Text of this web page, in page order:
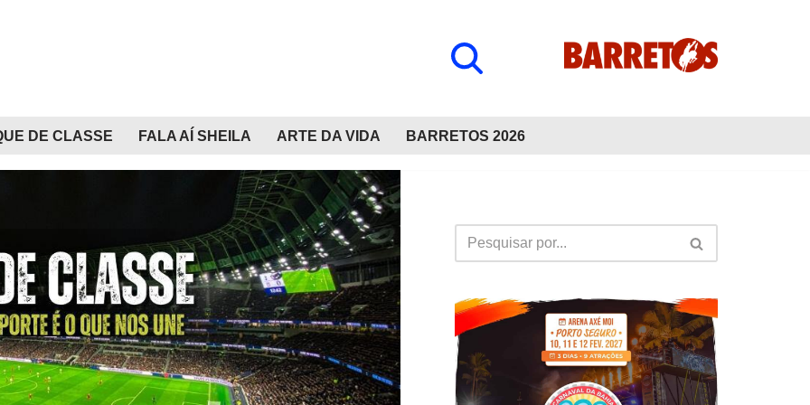
DE CLASSE FALA AÍ SHEILA ARTE DA VIDA BARRETOS 2026